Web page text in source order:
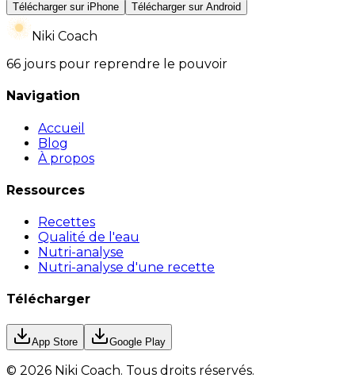
Télécharger sur iPhone Télécharger sur Android
Niki Coach
66 jours pour reprendre le pouvoir
Navigation
Accueil
Blog
À propos
Ressources
Recettes
Qualité de l'eau
Nutri-analyse
Nutri-analyse d'une recette
Télécharger
App Store Google Play
© 2026 Niki Coach. Tous droits réservés.